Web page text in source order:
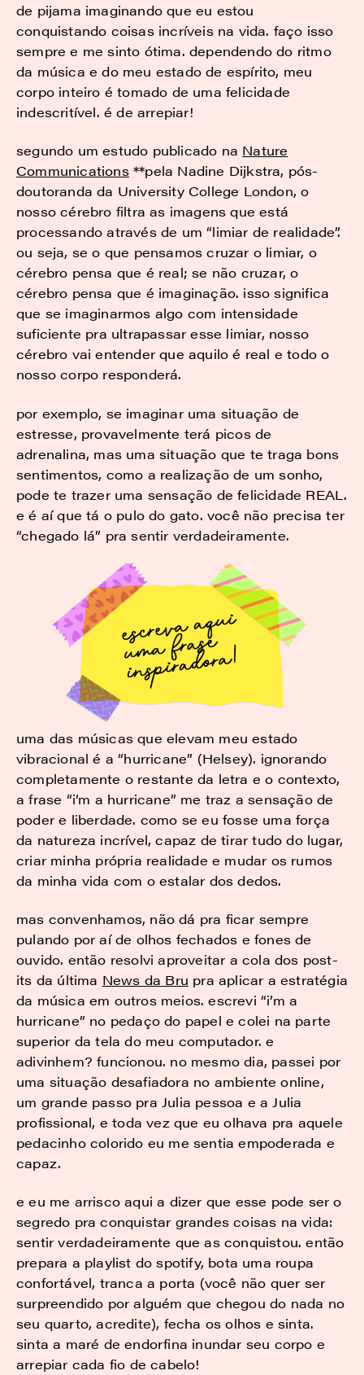
de pijama imaginando que eu estou
conquistando coisas incríveis na vida. faço isso
sempre e me sinto ótima. dependendo do ritmo
da música e do meu estado de espírito, meu
corpo inteiro é tomado de uma felicidade
indescritível. é de arrepiar!
segundo um estudo publicado na Nature
Communications**pela Nadine Dijkstra, pós-
doutoranda da University College London, o
nosso cérebro filtra as imagens que está
processando através de um “limiar de realidade”.
ou seja, se o que pensamos cruzar o limiar, o
cérebro pensa que é real; se não cruzar, o
cérebro pensa que é imaginação. isso significa
que se imaginarmos algo com intensidade
suficiente pra ultrapassar esse limiar, nosso
cérebro vai entender que aquilo é real e todo o
nosso corpo responderá.
por exemplo, se imaginar uma situação de
estresse, provavelmente terá picos de
adrenalina, mas uma situação que te traga bons
sentimentos, como a realização de um sonho,
pode te trazer uma sensação de felicidade REAL.
e é aí que tá o pulo do gato. você não precisa ter
“chegado lá” pra sentir verdadeiramente.
uma das músicas que elevam meu estado
vibracional é a “hurricane” (Helsey). ignorando
completamente o restante da letra e o contexto,
a frase “i’m a hurricane” me traz a sensação de
poder e liberdade. como se eu fosse uma força
da natureza incrível, capaz de tirar tudo do lugar,
criar minha própria realidade e mudar os rumos
da minha vida com o estalar dos dedos.
mas convenhamos, não dá pra ficar sempre
pulando por aí de olhos fechados e fones de
ouvido. então resolvi aproveitar a cola dos post-
its da última News da Bru pra aplicar a estratégia
da música em outros meios. escrevi “i’m a
hurricane” no pedaço do papel e colei na parte
superior da tela do meu computador. e
adivinhem? funcionou. no mesmo dia, passei por
uma situação desafiadora no ambiente online,
um grande passo pra Julia pessoa e a Julia
profissional, e toda vez que eu olhava pra aquele
pedacinho colorido eu me sentia empoderada e
capaz.
e eu me arrisco aqui a dizer que esse pode ser o
segredo pra conquistar grandes coisas na vida:
sentir verdadeiramente que as conquistou. então
prepara a playlist do spotify, bota uma roupa
confortável, tranca a porta (você não quer ser
surpreendido por alguém que chegou do nada no
seu quarto, acredite), fecha os olhos e sinta.
sinta a maré de endorfina inundar seu corpo e
arrepiar cada fio de cabelo!